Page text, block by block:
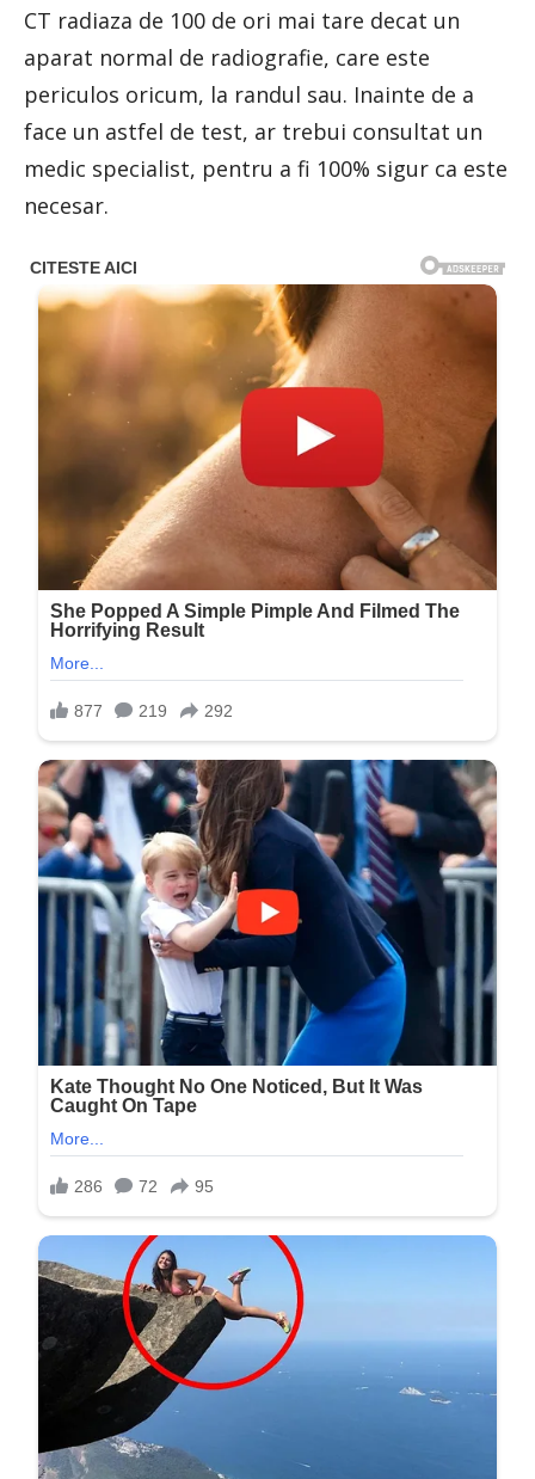
CT radiaza de 100 de ori mai tare decat un
aparat normal de radiografie, care este
periculos oricum, la randul sau. Inainte de a
face un astfel de test, ar trebui consultat un
medic specialist, pentru a fi 100% sigur ca este
necesar.